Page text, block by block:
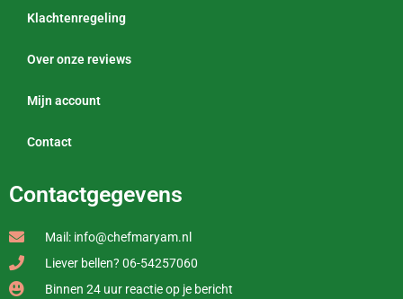
Klachtenregeling
Over onze reviews
Mijn account
Contact
Contactgegevens
Mail: info@chefmaryam.nl
Liever bellen? 06-54257060
Binnen 24 uur reactie op je bericht